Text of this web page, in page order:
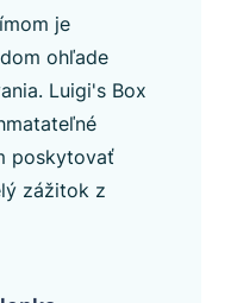
je
ohľade
Luigi's Box
poskytovať
zážitok z